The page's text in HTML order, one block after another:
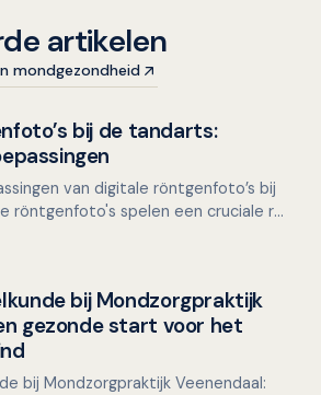
artikelen
mondgezondheid
bij de tandarts:
van digitale röntgenfoto’s bij
röntgenfoto's spelen een cruciale rol
bij Mondzorgpraktijk
gezonde start voor het
bij Mondzorgpraktijk Veenendaal: